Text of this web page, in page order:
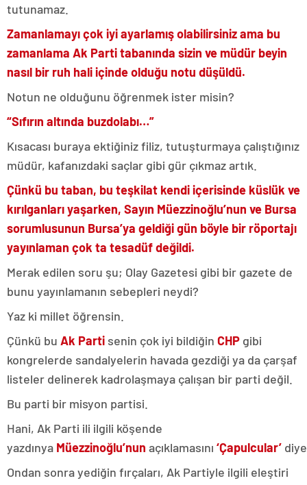
tutunamaz.
Zamanlamayı çok iyi ayarlamış olabilirsiniz ama bu
zamanlama Ak Parti tabanında sizin ve müdür beyin
nasıl bir ruh hali içinde olduğu notu düşüldü.
Notun ne olduğunu öğrenmek ister misin?
“Sıfırın altında buzdolabı…”
Kısacası buraya ektiğiniz filiz, tutuşturmaya çalıştığınız
müdür, kafanızdaki saçlar gibi gür çıkmaz artık.
Çünkü bu taban, bu teşkilat kendi içerisinde küslük ve
kırılganları yaşarken, Sayın Müezzinoğlu’nun ve Bursa
sorumlusunun Bursa’ya geldiği gün böyle bir röportajı
yayınlaman çok ta tesadüf değildi.
Merak edilen soru şu; Olay Gazetesi gibi bir gazete de
bunu yayınlamanın sebepleri neydi?
Yaz ki millet öğrensin.
Çünkü bu Ak Parti senin çok iyi bildiğin CHP gibi
kongrelerde sandalyelerin havada gezdiği ya da çarşaf
listeler delinerek kadrolaşmaya çalışan bir parti değil.
Bu parti bir misyon partisi.
Hani, Ak Parti ili ilgili köşende
yazdınya Müezzinoğlu’nun açıklamasını ‘Çapulcular’
Ondan sonra yediğin fırçaları, Ak Partiyle ilgili eleştiri